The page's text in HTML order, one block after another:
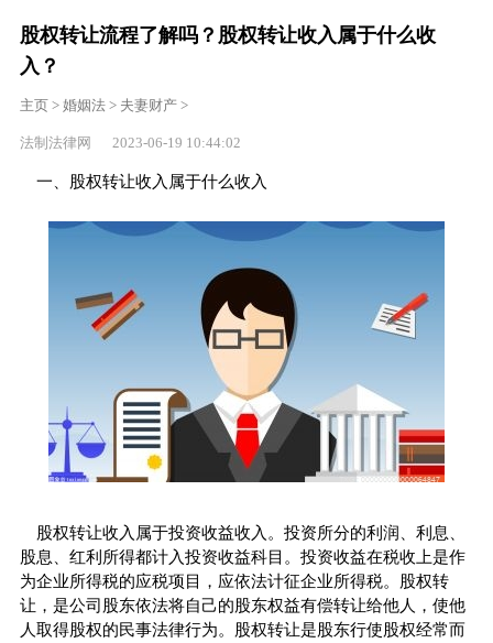
股权转让流程了解吗？股权转让收入属于什么收
入？
主页> 婚姻法> 夫妻财产>
法制法律网 2023-06-19 10:44:02
一、股权转让收入属于什么收入
股权转让收入属于投资收益收入。投资所分的利润、利息、
股息、红利所得都计入投资收益科目。投资收益在税收上是作
为企业所得税的应税项目，应依法计征企业所得税。股权转
让，是公司股东依法将自己的股东权益有偿转让给他人，使他
人取得股权的民事法律行为。股权转让是股东行使股权经常而